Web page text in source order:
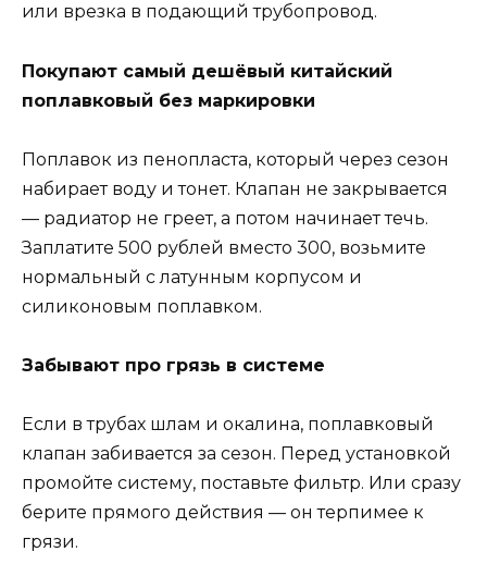
или врезка в подающий трубопровод.
Покупают самый дешёвый китайский
поплавковый без маркировки
Поплавок из пенопласта, который через сезон
набирает воду и тонет. Клапан не закрывается
— радиатор не греет, а потом начинает течь.
Заплатите 500 рублей вместо 300, возьмите
нормальный с латунным корпусом и
силиконовым поплавком.
Забывают про грязь в системе
Если в трубах шлам и окалина, поплавковый
клапан забивается за сезон. Перед установкой
промойте систему, поставьте фильтр. Или сразу
берите прямого действия — он терпимее к
грязи.